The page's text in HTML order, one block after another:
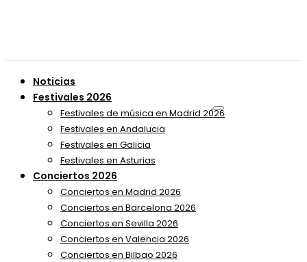
Noticias
Festivales 2026
Festivales de música en Madrid 2026
Festivales en Andalucia
Festivales en Galicia
Festivales en Asturias
Conciertos 2026
Conciertos en Madrid 2026
Conciertos en Barcelona 2026
Conciertos en Sevilla 2026
Conciertos en Valencia 2026
Conciertos en Bilbao 2026